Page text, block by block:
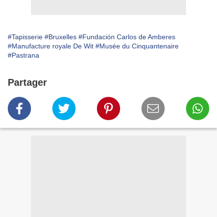
#Tapisserie #Bruxelles #Fundación Carlos de Amberes
#Manufacture royale De Wit #Musée du Cinquantenaire
#Pastrana
Partager